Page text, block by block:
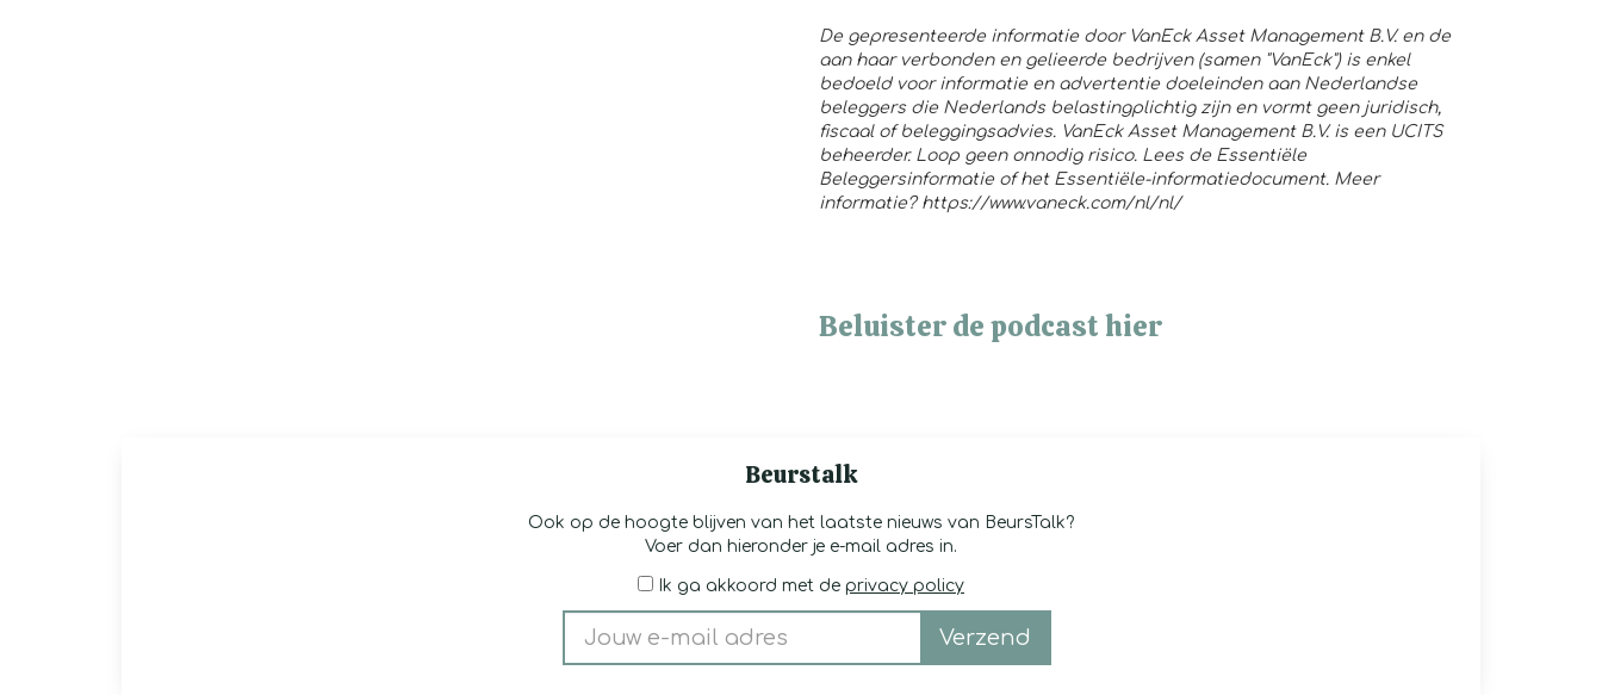
De gepresenteerde informatie door VanEck Asset Management B.V. en de
aan haar verbonden en gelieerde bedrijven (samen "VanEck") is enkel
bedoeld voor informatie en advertentie doeleinden aan Nederlandse
beleggers die Nederlands belastingplichtig zijn en vormt geen juridisch,
fiscaal of beleggingsadvies. VanEck Asset Management B.V. is een UCITS
beheerder. Loop geen onnodig risico. Lees de Essentiële
Beleggersinformatie of het Essentiële-informatiedocument. Meer
informatie? https://www.vaneck.com/nl/nl/
Beluister de podcast hier
Beurstalk
Ook op de hoogte blijven van het laatste nieuws van BeursTalk?
Voer dan hieronder je e-mail adres in.
Ik ga akkoord met de privacy policy
Verzend